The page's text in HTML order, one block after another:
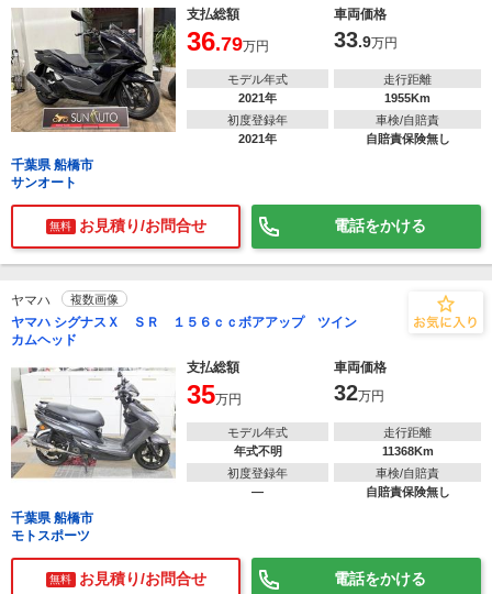
支払総額 車両価格
36.79万円 33.9万円
モデル年式
2021年
走行距離
1955Km
初度登録年
2021年
車検/自賠責
自賠責保険無し
千葉県 船橋市
サンオート
無料 お見積り/お問合せ 電話をかける
ヤマハ 複数画像
ヤマハ シグナスＸ ＳＲ １５６ｃｃボアアップ ツイン
カムヘッド
支払総額
車両価格
35万円 32万円
モデル年式
年式不明
走行距離
11368Km
初度登録年
―
車検/自賠責
自賠責保険無し
千葉県 船橋市
モトスポーツ
無料 お見積り/お問合せ 電話をかける